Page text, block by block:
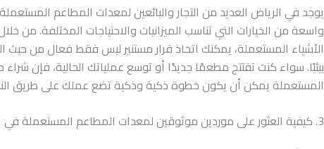
يوجد في الرياض العديد من التجار والبائعين لمعدات المطاعم
واسعة من الخيارات التي تناسب الميزانيات والاحتياجات المختلفة. من
الأشياء المستعملة، يمكنك اتخاذ قرار مستنير ليس فقط فعال من
بيئيًا. سواء كنت تفتتح مطعمًا جديدًا أو توسع عملياتك الحالية، فإن
المستعملة يمكن أن يكون خطوة ذكية وذكية تضع عملك على طريق
3. كيفية العثور على موردين موثوقين لمعدات المطاعم المستعملة في الرياض